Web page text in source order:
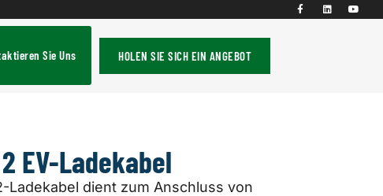
Sie Uns HOLEN SIE SICH EIN ANGEBOT
EV-Ladekabel
dient zum Anschluss von